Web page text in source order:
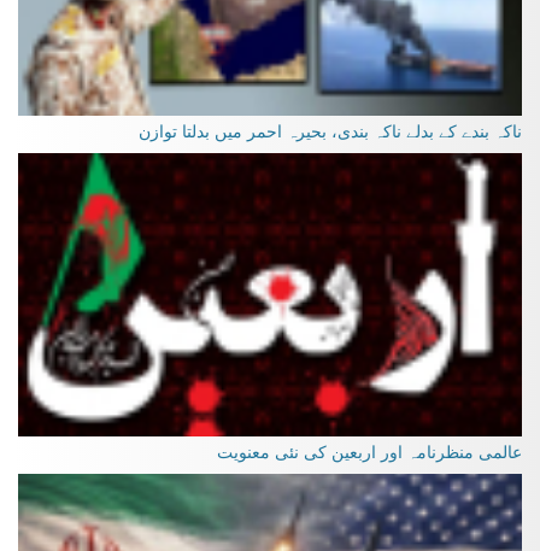
ناکہ بندے کے بدلے ناکہ بندی، بحیرہ احمر میں بدلتا توازن
عالمی منظرنامہ اور اربعین کی نئی معنویت